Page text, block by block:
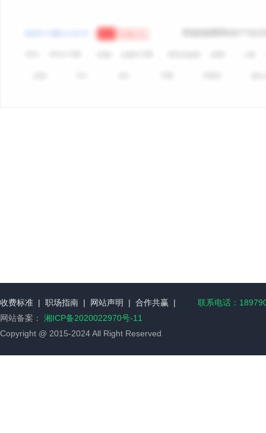
收费标准 | 职场指南 | 网站声明 | 合作共赢 |
联系电话：
网站备案： 湘ICP备2020022970号-11
Copyright @ 2015-2024 All Right Reserved